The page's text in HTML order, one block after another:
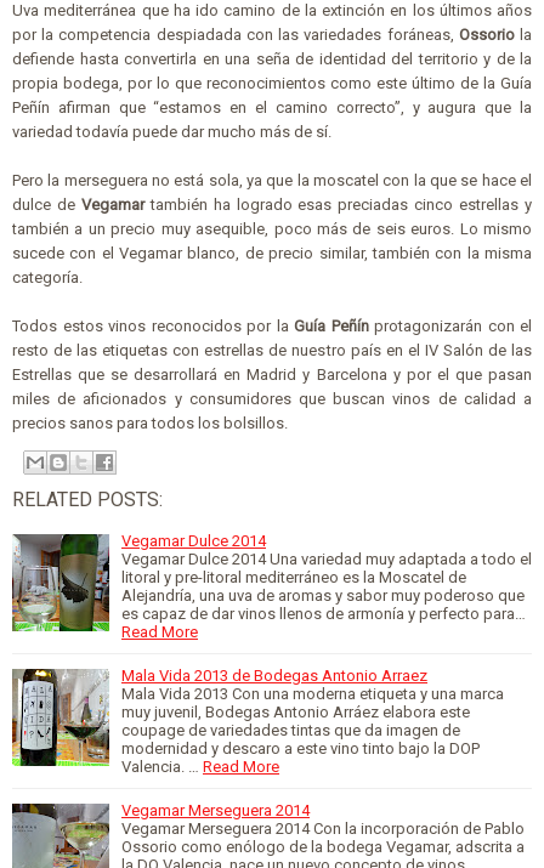
Uva mediterránea que ha ido camino de la extinción en los últimos años
por la competencia despiadada con las variedades foráneas, Ossoriola
defiende hasta convertirla en una seña de identidad del territorio y de la
propia bodega, por lo que reconocimientos como este último de la Guía
Peñín afirman que “estamos en el camino correcto”, y augura que la
variedad todavía puede dar mucho más de sí.
Pero la merseguera no está sola, ya que la moscatel con la que se hace el
dulce de Vegamartambién ha logrado esas preciadas cinco estrellas y
también a un precio muy asequible, poco más de seis euros. Lo mismo
sucede con el Vegamar blanco, de precio similar, también con la misma
categoría.
Todos estos vinos reconocidos por la Guía Peñínprotagonizarán con el
resto de las etiquetas con estrellas de nuestro país en el IV Salón de las
Estrellas que se desarrollará en Madrid y Barcelona y por el que pasan
miles de aficionados y consumidores que buscan vinos de calidad a
precios sanos para todos los bolsillos.
RELATED POSTS:
Vegamar Dulce 2014
Vegamar Dulce 2014 Una variedad muy adaptada a todo el
litoral y pre-litoral mediterráneo es la Moscatel de
Alejandría, una uva de aromas y sabor muy poderoso que
es capaz de dar vinos llenos de armonía y perfecto para…
Read More
Mala Vida 2013 de Bodegas Antonio Arraez
Mala Vida 2013 Con una moderna etiqueta y una marca
muy juvenil, Bodegas Antonio Arráez elabora este
coupage de variedades tintas que da imagen de
modernidad y descaro a este vino tinto bajo la DOP
Valencia. …
Read More
Vegamar Merseguera 2014
Vegamar Merseguera 2014 Con la incorporación de Pablo
Ossorio como enólogo de la bodega Vegamar, adscrita a